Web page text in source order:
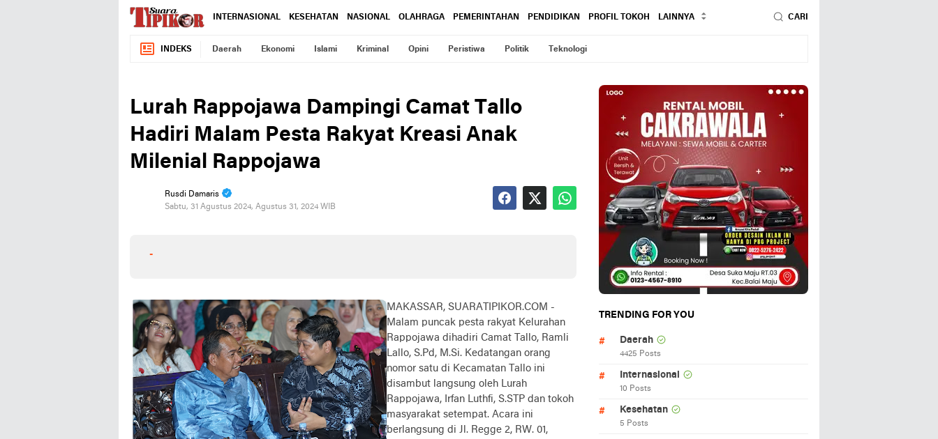
INTERNASIONAL KESEHATAN NASIONAL OLAHRAGA PEMERINTAHAN PENDIDIKAN PROFIL TOKOH LAINNYA CARI
INDEKS Daerah Ekonomi Islami Kriminal Opini Peristiwa Politik Teknologi
Lurah Rappojawa Dampingi Camat Tallo
Hadiri Malam Pesta Rakyat Kreasi Anak
Milenial Rappojawa
Rusdi Damaris
Sabtu, 31 Agustus 2024, Agustus 31, 2024 WIB
-
MAKASSAR, SUARATIPIKOR.COM -
Malam puncak pesta rakyat Kelurahan
Rappojawa dihadiri Camat Tallo, Ramli
Lallo, S.Pd, M.Si. Kedatangan orang
nomor satu di Kecamatan Tallo ini
disambut langsung oleh Lurah
Rappojawa, Irfan Luthfi, S.STP dan tokoh
masyarakat setempat. Acara ini
berlangsung di Jl. Regge 2, RW. 01,
TRENDING FOR YOU
Daerah
4425 Posts
Internasional
10 Posts
Kesehatan
5 Posts